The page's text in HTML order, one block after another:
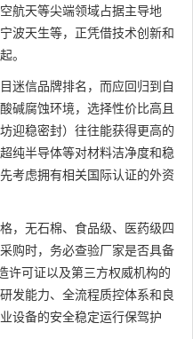
航天等尖端领域占据主导地
波天生等，正凭借技术创新和
。
迷信品牌排名，而应回归到自
碱腐蚀环境，选择性价比高且
迎稳密封）往往能获得更高的
纯半导体等对材料洁净度和稳
考虑拥有相关国际认证的外资
，无石棉、食品级、医药级四
购时，务必查验厂家是否具备
许可证以及第三方权威机构的
发能力、全流程质控体系和良
设备的安全稳定运行保驾护